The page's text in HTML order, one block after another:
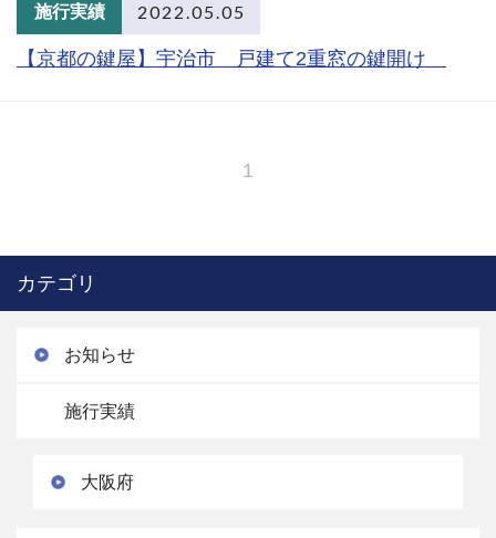
施行実績 2022.05.05
【京都の鍵屋】宇治市 戸建て2重窓の鍵開け
1
カテゴリ
お知らせ
施行実績
大阪府